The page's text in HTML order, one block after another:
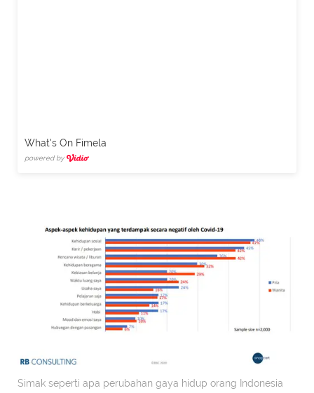
What's On Fimela
powered by
Simak seperti apa perubahan gaya hidup orang Indonesia